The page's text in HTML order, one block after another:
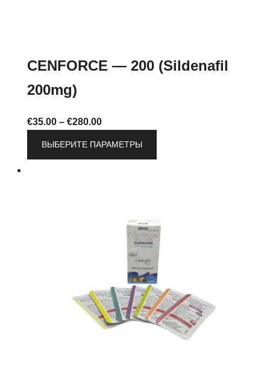
CENFORCE — 200 (Sildenafil
200mg)
€35.00 – €280.00Диапазон
ВЫБЕРИТЕ ПАРАМЕТРЫ
можно
выбрать
на
странице
товара.